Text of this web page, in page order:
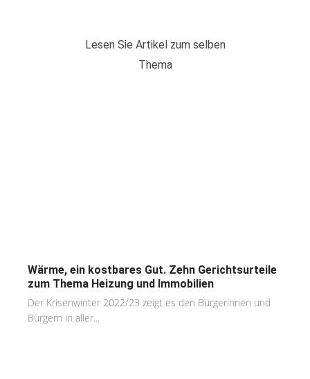
Lesen Sie Artikel zum selben
Thema
Wärme, ein kostbares Gut. Zehn Gerichtsurteile
zum Thema Heizung und Immobilien
Der Krisenwinter 2022/23 zeigt es den Bürgerinnen und
Bürgern in aller...